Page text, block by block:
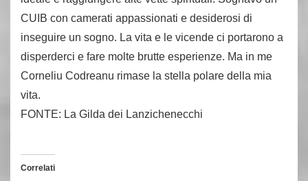
CUIB con camerati appassionati e desiderosi di
inseguire un sogno. La vita e le vicende ci portarono a
disperderci e fare molte brutte esperienze. Ma in me
Corneliu Codreanu rimase la stella polare della mia
vita.
FONTE: La Gilda dei Lanzichenecchi
Correlati